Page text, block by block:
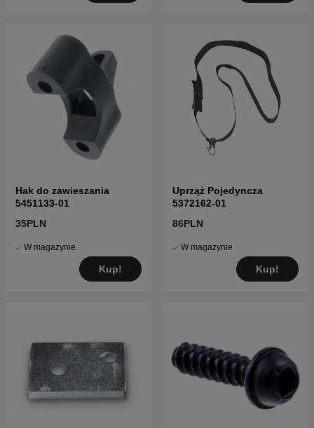
Hak do zawieszania
5451133-01
35PLN
W magazynie
Kup!
Uprząż Pojedyncza
5372162-01
86PLN
W magazynie
Kup!